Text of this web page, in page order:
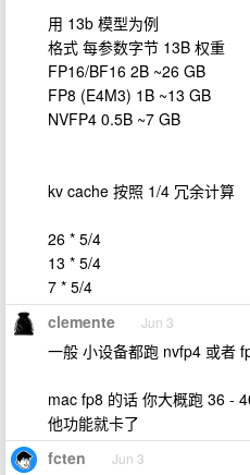
用 13b 模型为例
格式 每参数字节 13B 权重
FP16/BF16 2B ~26 GB
FP8 (E4M3) 1B ~13 GB
NVFP4 0.5B ~7 GB
kv cache 按照 1/4 冗余计算
26 * 5/4
13 * 5/4
7 * 5/4
clemente Jun 3
一般 小设备都跑 nvfp4 或者
mac fp8 的话 你大概跑 36 -
他功能就卡了
fcten Jun 3